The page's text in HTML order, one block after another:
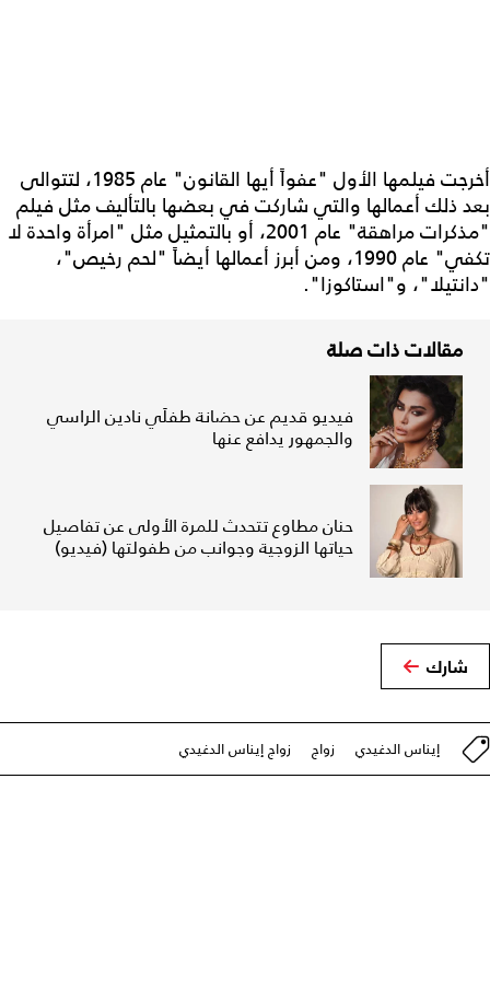
أخرجت فيلمها الأول "عفواً أيها القانون" عام 1985، لتتوالى
بعد ذلك أعمالها والتي شاركت في بعضها بالتأليف مثل فيلم
"مذكرات مراهقة" عام 2001، أو بالتمثيل مثل "امرأة واحدة لا
تكفي" عام 1990، ومن أبرز أعمالها أيضاً "لحم رخيص"،
"دانتيلا"، و"استاكوزا".
مقالات ذات صلة
فيديو قديم عن حضانة طفلَي نادين الراسي
والجمهور يدافع عنها
حنان مطاوع تتحدث للمرة الأولى عن تفاصيل
حياتها الزوجية وجوانب من طفولتها (فيديو)
شارك
إيناس الدغيدي زواج زواج إيناس الدغيدي